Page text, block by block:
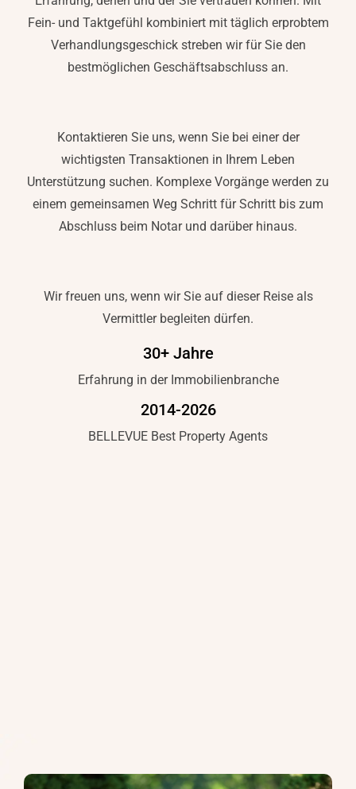
Fein- und Taktgefühl kombiniert mit täglich erprobtem
Verhandlungsgeschick streben wir für Sie den
bestmöglichen Geschäftsabschluss an.
Kontaktieren Sie uns, wenn Sie bei einer der
wichtigsten Transaktionen in Ihrem Leben
Unterstützung suchen. Komplexe Vorgänge werden zu
einem gemeinsamen Weg Schritt für Schritt bis zum
Abschluss beim Notar und darüber hinaus.
Wir freuen uns, wenn wir Sie auf dieser Reise als
Vermittler begleiten dürfen.
30+ Jahre
Erfahrung in der Immobilienbranche
2014-2026
BELLEVUE Best Property Agents